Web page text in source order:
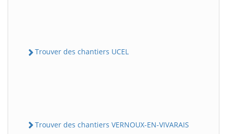
Trouver des chantiers UCEL
Trouver des chantiers VERNOUX-EN-VIVARAIS